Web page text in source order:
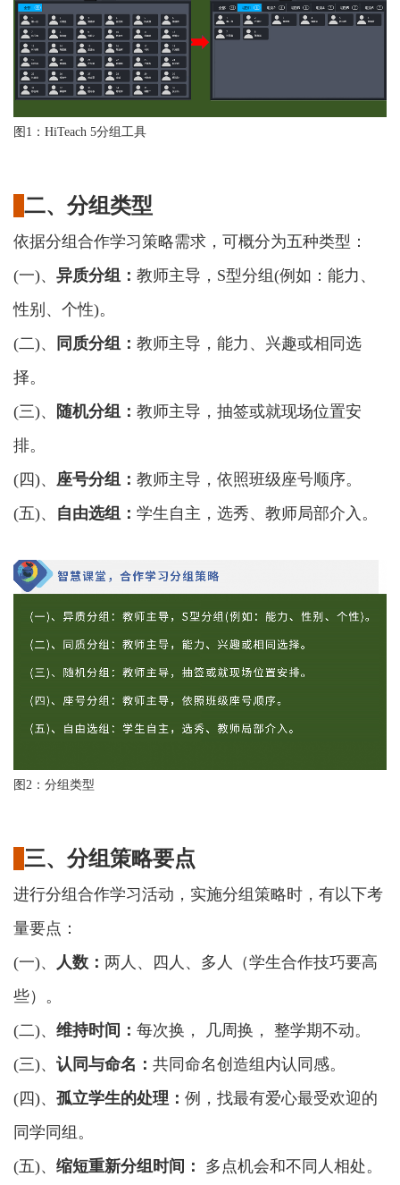
图 1：HiTeach 5分组工具
二、分组类型
依据分组合作学习策略需求，可概分为五种类型：
(一)、 异质分组： 教师主导， S型分组(例如：能力、
性别、个性)。
(二)、
同质分组： 教师主导，能力、兴趣或相同选
择。
(三)、 随机分组： 教师主导，抽签或就现场位置安
排。
(四)、 座号分组： 教师主导，依照班级座号顺序。
(五)、 自由选组： 学生自主，选秀、教师局部介入。
图 2：分组类型
三、分组策略要点
进行分组合作学习活动，实施分组策略时，有以下考
量要点：
(一)、 人数： 两人、四人、多人（学生合作技巧要高
些）。
(二)、 维持时间： 每次换，
几周换， 整学期不动。
(三)、 认同与命名： 共同命名创造组内认同感。
(四)、 孤立学生的处理： 例，找最有爱心最受欢迎的
同学同组。
(五)、 缩短重新分组时间： 多点机会和不同人相处。